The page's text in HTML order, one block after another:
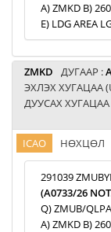
A) ZMKD B)
E) LDG AREA
ZMKD ДУГААР :
ЭХЛЭХ ХУГАЦАА
ДУУСАХ ХУГАЦАА
ICAO НӨХЦӨЛ
291039
(A0733/26
Q) ZMUB/
A) ZMKD B)